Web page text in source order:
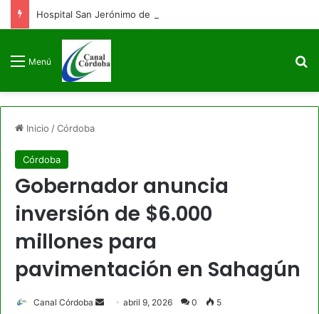
Menú
Inicio /Córdoba
Córdoba
Gobernador anuncia
inversión de $6.000
millones para
pavimentación en Sahagún
Canal Córdoba
Sendabril 9, 2026 0 5